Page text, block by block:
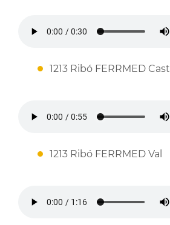
1213 Ribó FERRMED Cast
1213 Ribó FERRMED Val